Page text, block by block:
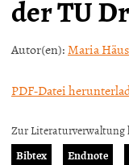
der TU
Autor(en):Maria
PDF-Datei
Zur Literaturverwaltung
Bibtex
Endnote